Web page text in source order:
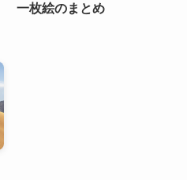
一枚絵のまとめ